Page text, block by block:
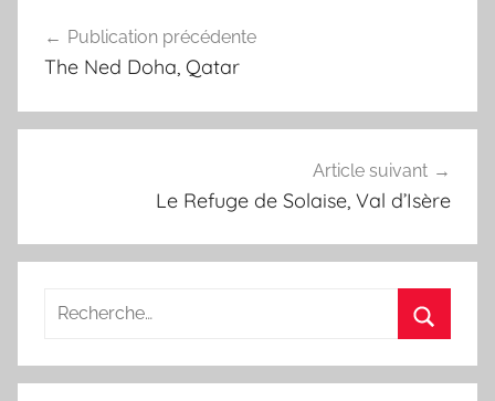
de
Publication précédente
The Ned Doha, Qatar
Article suivant
Le Refuge de Solaise, Val d’Isère
Recherche
: